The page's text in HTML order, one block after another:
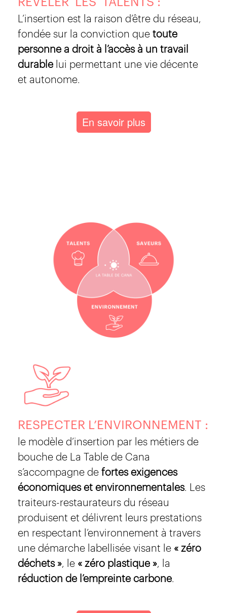
L’insertion est la raison d’être du réseau,
fondée sur la conviction quetoute
personne a droit à l’accès à un travail
durable lui permettant une vie décente
et autonome.
En savoir plus
RESPECTER L’ENVIRONNEMENT :
le modèle d’insertion par les métiers de
bouche de La Table de Cana
s’accompagne defortes exigences
économiques et environnementales. Les
traiteurs-restaurateurs du réseau
produisent et délivrent leurs prestations
en respectant l’environnement à travers
une démarche labellisée visant le « zéro
déchets » , le « zéro plastique » , la
réduction de l’empreinte carbone